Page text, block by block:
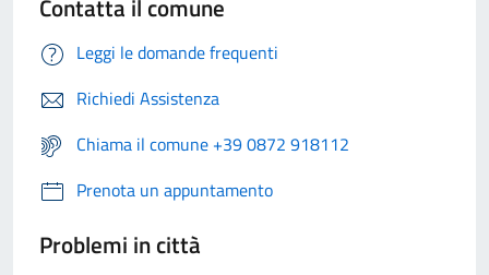
Contatta il comune
Leggi le domande frequenti
Richiedi Assistenza
Chiama il comune +39 0872 918112
Prenota un appuntamento
Problemi in città